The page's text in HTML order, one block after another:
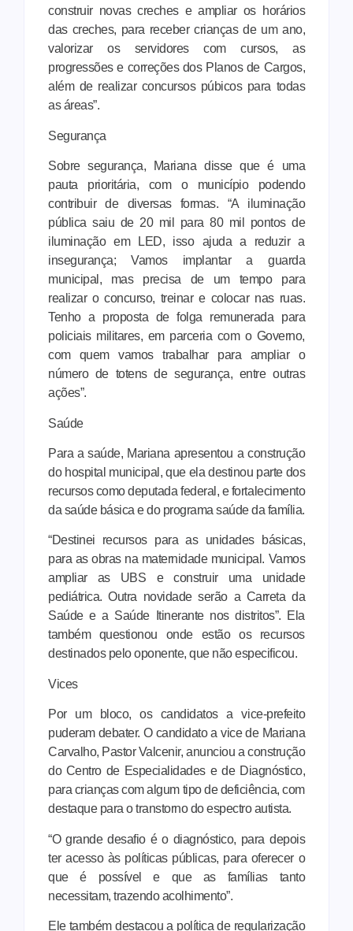
construir novas creches e ampliar os horários
das creches, para receber crianças de um ano,
valorizar os servidores com cursos, as
progressões e correções dos Planos de Cargos,
além de realizar concursos púbicos para todas
as áreas”.
Segurança
Sobre segurança, Mariana disse que é uma
pauta prioritária, com o município podendo
contribuir de diversas formas. “A iluminação
pública saiu de 20 mil para 80 mil pontos de
iluminação em LED, isso ajuda a reduzir a
insegurança; Vamos implantar a guarda
municipal, mas precisa de um tempo para
realizar o concurso, treinar e colocar nas ruas.
Tenho a proposta de folga remunerada para
policiais militares, em parceria com o Governo,
com quem vamos trabalhar para ampliar o
número de totens de segurança, entre outras
ações”.
Saúde
Para a saúde, Mariana apresentou a construção
do hospital municipal, que ela destinou parte dos
recursos como deputada federal, e fortalecimento
da saúde básica e do programa saúde da família.
“Destinei recursos para as unidades básicas,
para as obras na maternidade municipal. Vamos
ampliar as UBS e construir uma unidade
pediátrica. Outra novidade serão a Carreta da
Saúde e a Saúde Itinerante nos distritos”. Ela
também questionou onde estão os recursos
destinados pelo oponente, que não especificou.
Vices
Por um bloco, os candidatos a vice-prefeito
puderam debater. O candidato a vice de Mariana
Carvalho, Pastor Valcenir, anunciou a construção
do Centro de Especialidades e de Diagnóstico,
para crianças com algum tipo de deficiência, com
destaque para o transtorno do espectro autista.
“O grande desafio é o diagnóstico, para depois
ter acesso às políticas públicas, para oferecer o
que é possível e que as famílias tanto
necessitam, trazendo acolhimento”.
Ele também destacou a política de regularização